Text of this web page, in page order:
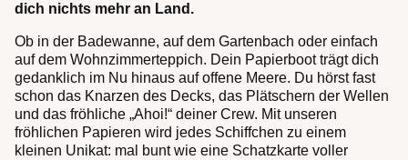
dich nichts mehr an Land.
Ob in der Badewanne, auf dem Gartenbach oder einfach
auf dem Wohnzimmerteppich. Dein Papierboot trägt dich
gedanklich im Nu hinaus auf offene Meere. Du hörst fast
schon das Knarzen des Decks, das Plätschern der Wellen
und das fröhliche „Ahoi!“ deiner Crew. Mit unseren
fröhlichen Papieren wird jedes Schiffchen zu einem
kleinen Unikat: mal bunt wie eine Schatzkarte voller